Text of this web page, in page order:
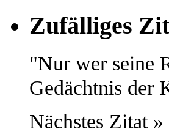
Zufälliges
Nur wer seine
Gedächtnis der
Nächstes Zitat »